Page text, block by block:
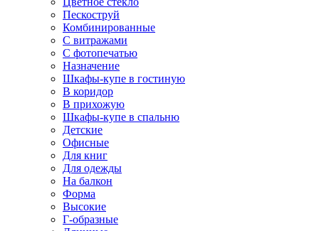
Пескоструй
Комбинированные
С витражами
С фотопечатью
Назначение
Шкафы-купе в гостиную
В коридор
В прихожую
Шкафы-купе в спальню
Детские
Офисные
Для книг
Для одежды
На балкон
Форма
Высокие
Г-образные